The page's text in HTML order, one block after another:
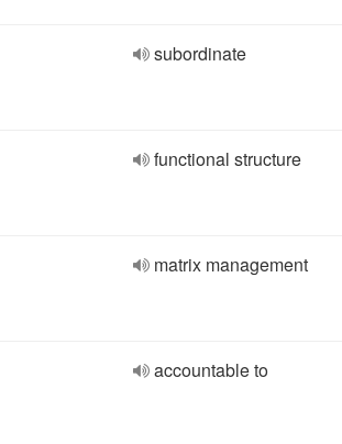
subordinate
functional structure
matrix management
accountable to